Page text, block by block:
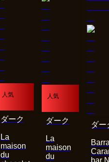
人気
La
maison
du
ダーク
人気
La
maison
du
ダーク ダー